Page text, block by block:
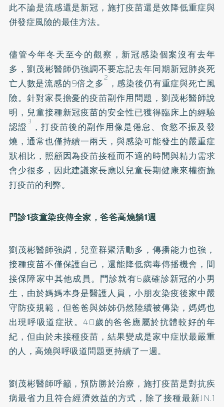
此不論是流感還是新冠，施打疫苗還是效降低重症與
併發症風險的最佳方法。
儘管今年冬天至今的觀察，新冠感染個案沒有去年
多，劉茂彬醫師仍強調不要忘記去年同期新冠肺炎死
亡人數是流感的9倍之多 2 ，感染後仍有重症與死亡風
險。針對家長擔憂的疫苗副作用問題，劉茂彬醫師說
明，兒童接種新冠疫苗的安全性已獲得臨床上的經驗
認證 3 ，打疫苗後的副作用像是倦怠、食慾不振及發
燒，通常也僅持續一兩天，與感染可能發生的嚴重症
狀相比，照顧因為疫苗接種而不適的時間與精力需求
會少很多，因此建議家長應以兒童長期健康來權衡施
打疫苗的利弊。
門診1孩童染疫傳全家，爸爸高燒躺1週
劉茂彬醫師強調，兒童群聚活動多，傳播能力也強，
接種疫苗不僅保護自己，還能降低病毒傳播機會，間
接保障家中其他成員。門診就有6歲確診新冠的小男
生，由於媽媽本身是醫護人員，小朋友染疫後家中嚴
守防疫規範，但爸爸與姊姊仍然陸續被傳染，媽媽也
出現呼吸道症狀。40歲的爸爸應屬於抗體較好的年
紀，但由於未接種疫苗，結果變成是家中症狀最嚴重
的人，高燒與呼吸道問題更持續了一週。
劉茂彬醫師呼籲，預防勝於治療，施打疫苗是對抗疾
病最省力且符合經濟效益的方式，除了接種最新JN.1